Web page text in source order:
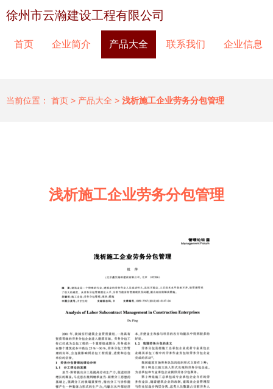
徐州市云瀚建设工程有限公司
首页 企业简介 产品大全 联系我们 企业信息
当前位置： 首页 > 产品大全 > 浅析施工企业劳务分包管理
浅析施工企业劳务分包管理